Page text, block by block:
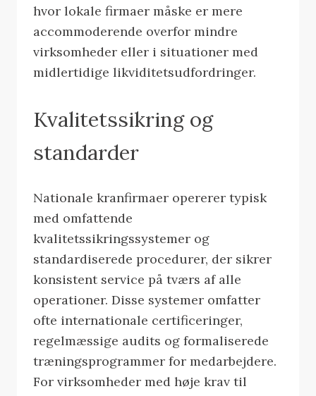
hvor lokale firmaer måske er mere
accommoderende overfor mindre
virksomheder eller i situationer med
midlertidige likviditetsudfordringer.
Kvalitetssikring og
standarder
Nationale kranfirmaer opererer typisk
med omfattende
kvalitetssikringssystemer og
standardiserede procedurer, der sikrer
konsistent service på tværs af alle
operationer. Disse systemer omfatter
ofte internationale certificeringer,
regelmæssige audits og formaliserede
træningsprogrammer for medarbejdere.
For virksomheder med høje krav til